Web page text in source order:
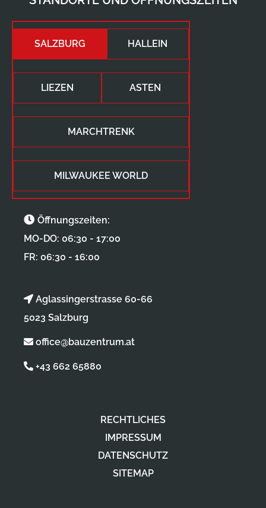
RECHTLICHES
IMPRESSUM
DATENSCHUTZ
SITEMAP
SALZBURG HALLEIN
LIEZEN ASTEN
MARCHTRENK
MILWAUKEE WORLD
Aglassingerstrasse 60-66
5023 Salzburg
office@bauzentrum.at
+43 662 65880
Öffnungszeiten:
MO-DO: 06:30 - 17:00
FR: 06:30 - 16:00